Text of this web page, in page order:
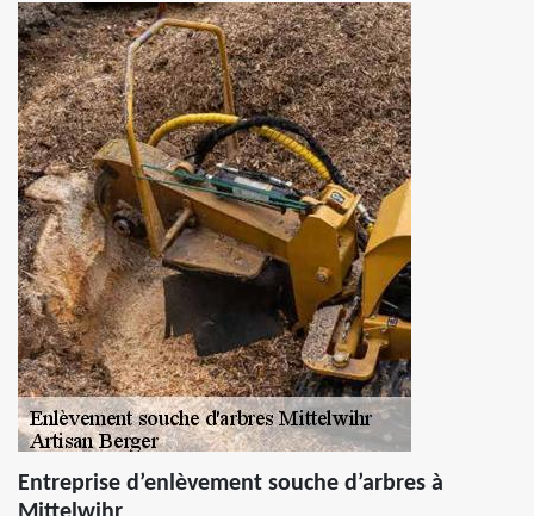
Entreprise d’enlèvement souche d’arbres à